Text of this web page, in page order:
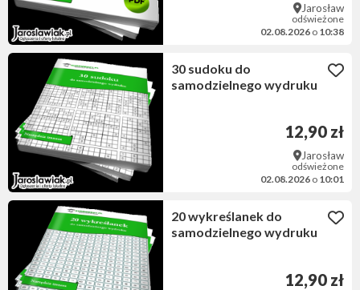
Jarosław
odświeżone
02.08.2026 o 10:38
30 sudoku do
samodzielnego wydruku
12,90 zł
Jarosław
odświeżone
02.08.2026 o 10:01
20 wykreślanek do
samodzielnego wydruku
12,90 zł